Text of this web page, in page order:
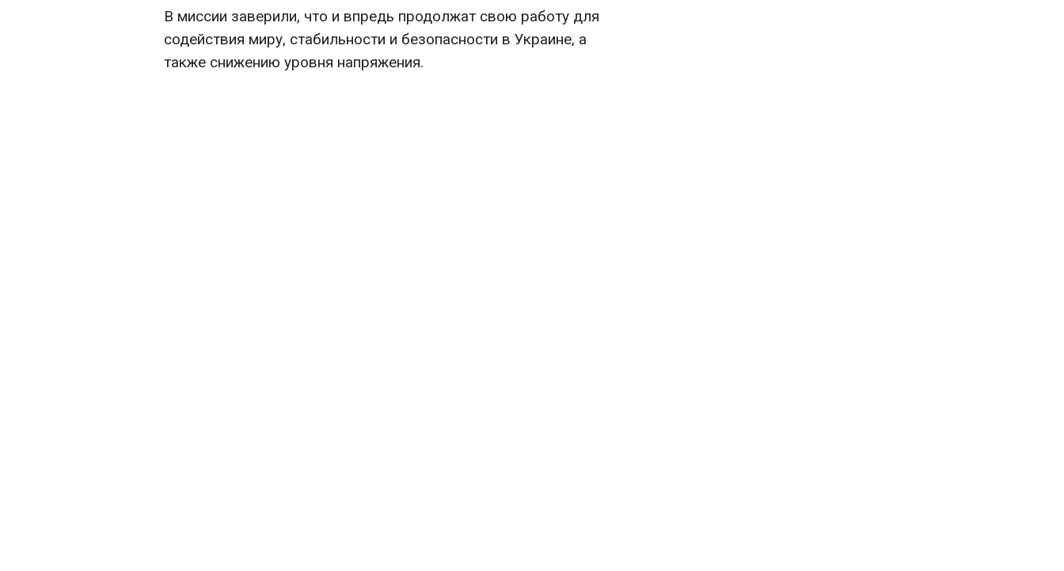
В миссии заверили, что и впредь продолжат свою работу для
содействия миру, стабильности и безопасности в Украине, а
также снижению уровня напряжения.